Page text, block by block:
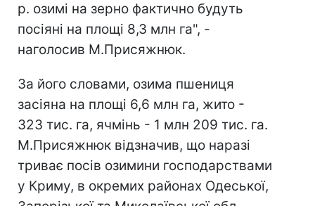
р. озимі на зерно фактично будуть
посіяні на площі 8,3 млн га", -
наголосив М.Присяжнюк.
За його словами, озима пшениця
засіяна на площі 6,6 млн га, жито -
323 тис. га, ячмінь - 1 млн 209 тис. га.
М.Присяжнюк відзначив, що наразі
триває посів озимини господарствами
у Криму, в окремих районах Одеської,